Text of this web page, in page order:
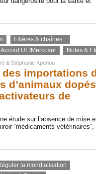
Filières & chaînes...
Accord UE/Mercosur Notes &
& Stéphanie Kpenou
importations
d’animaux
de
étude sur l’absence de mise
“médicaments
la mondialisation